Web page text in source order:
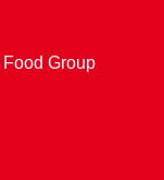
Group